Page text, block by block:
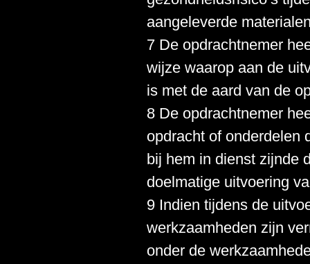
aangeleverde
7 De opdrachtnemer
wijze waarop aan de
is met de aard van de
8 De opdrachtnemer
opdracht of onderdelen
bij hem in dienst zijnde
doelmatige uitvoering
9 Indien tijdens de
werkzaamheden zijn
onder de